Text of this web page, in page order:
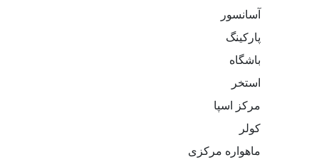
آسانسور
پارکینگ
باشگاه
استخر
مرکز اسپا
کولر
ماهواره مرکزی